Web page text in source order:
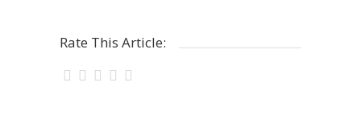
Rate This Article: